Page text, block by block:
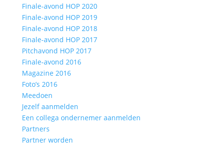
Finale-avond HOP 2020
Finale-avond HOP 2019
Finale-avond HOP 2018
Finale-avond HOP 2017
Pitchavond HOP 2017
Finale-avond 2016
Magazine 2016
Foto’s 2016
Meedoen
Jezelf aanmelden
Een collega ondernemer aanmelden
Partners
Partner worden